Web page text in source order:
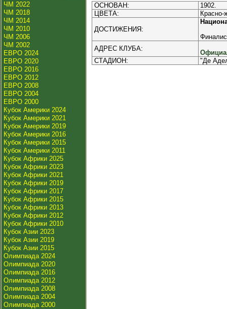
ЧМ 2022
ЧМ 2018
ЧМ 2014
ЧМ 2010
ЧМ 2006
ЧМ 2002
ЕВРО 2024
ЕВРО 2020
ЕВРО 2016
ЕВРО 2012
ЕВРО 2008
ЕВРО 2004
ЕВРО 2000
Кубок Америки 2024
Кубок Америки 2021
Кубок Америки 2019
Кубок Америки 2016
Кубок Америки 2015
Кубок Америки 2011
Кубок Африки 2025
Кубок Африки 2023
Кубок Африки 2021
Кубок Африки 2019
Кубок Африки 2017
Кубок Африки 2015
Кубок Африки 2013
Кубок Африки 2012
Кубок Африки 2010
Кубок Азии 2023
Кубок Азии 2019
Кубок Азии 2015
Олимпиада 2024
Олимпиада 2020
Олимпиада 2016
Олимпиада 2012
Олимпиада 2008
Олимпиада 2004
Олимпиада 2000
ОСНОВАН:
1902.
ЦВЕТА:
ДОСТИЖЕНИЯ:
АДРЕС КЛУБА:
СТАДИОН:
"Де